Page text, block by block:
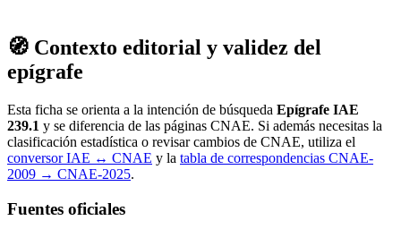
🧭 Contexto editorial y validez del
epígrafe
Esta ficha se orienta a la intención de búsqueda Epígrafe IAE
239.1 y se diferencia de las páginas CNAE. Si además necesitas la
clasificación estadística o revisar cambios de CNAE, utiliza el
conversor IAE ↔ CNAE y la tabla de correspondencias CNAE-
2009 → CNAE-2025.
Fuentes oficiales